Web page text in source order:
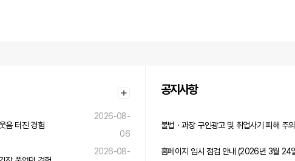
음 터진 경험
2026-08-
06
2026-08-
공지사항
불법ㆍ과장 구인광고 및 취업사기 피해 주의